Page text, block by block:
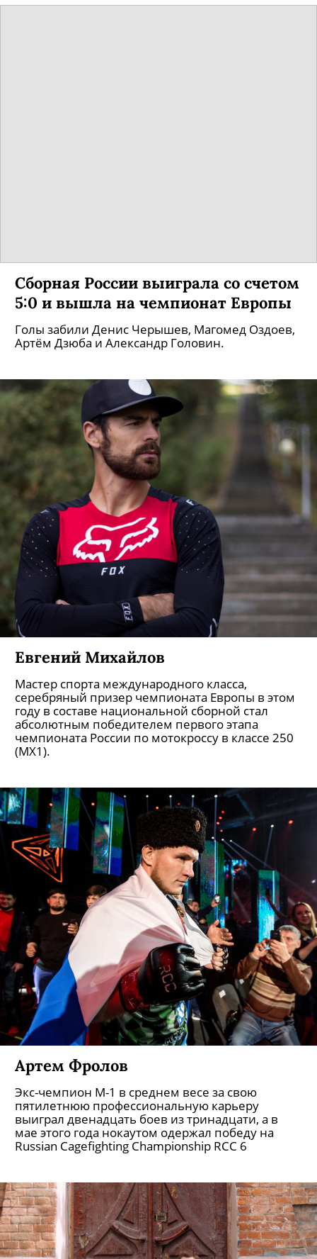
Сборная России выиграла со счетом
5:0 и вышла на чемпионат Европы
Голы забили Денис Черышев, Магомед Оздоев,
Артём Дзюба и Александр Головин.
Евгений Михайлов
Мастер спорта международного класса,
серебряный призер чемпионата Европы в этом
году в составе национальной сборной стал
абсолютным победителем первого этапа
чемпионата России по мотокроссу в классе 250
(MX1).
Артем Фролов
Экс-чемпион М-1 в среднем весе за свою
пятилетнюю профессиональную карьеру
выиграл двенадцать боев из тринадцати, а в
мае этого года нокаутом одержал победу на
Russian Cagefighting Championship RCC 6